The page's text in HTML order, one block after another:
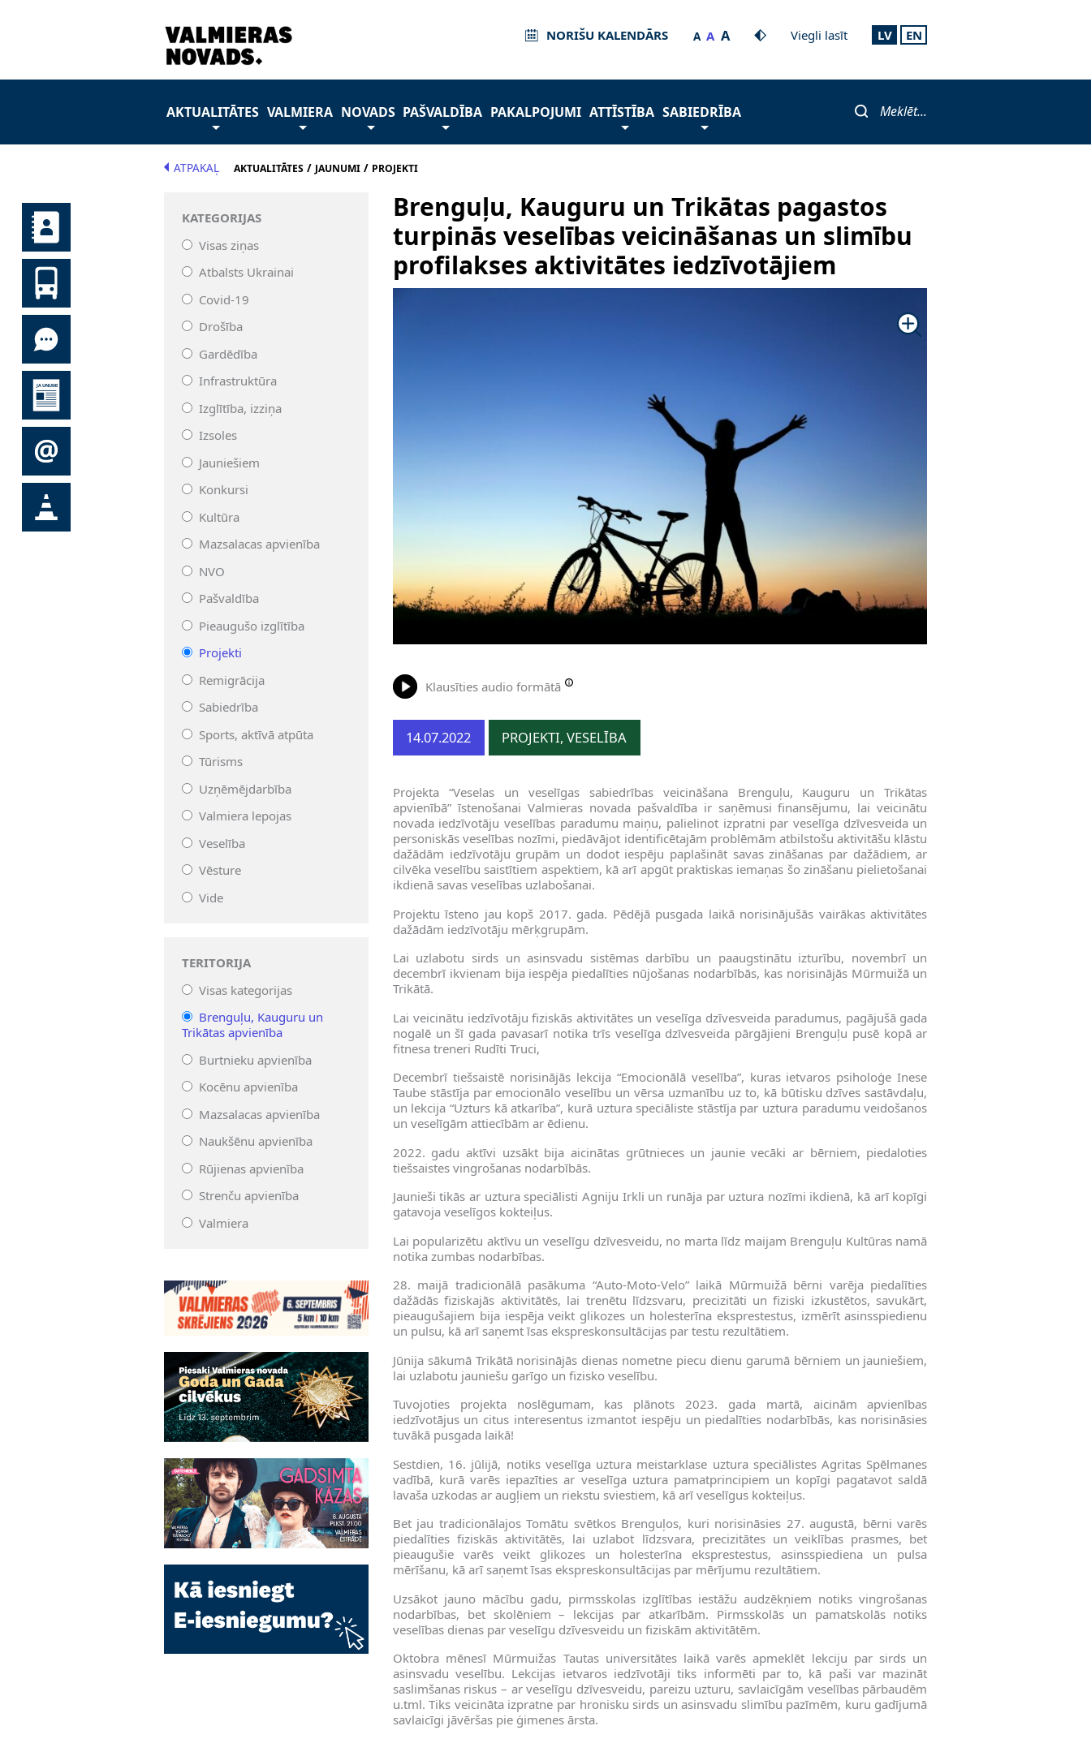
NORIŠU KALENDĀRS A A A Viegli lasīt LV EN
AKTUALITĀTES VALMIERA NOVADS PAŠVALDĪBA PAKALPOJUMI ATTĪSTĪBA SABIEDRĪBA Meklēt...
ATPAKAĻ AKTUALITĀTES/ JAUNUMI/ PROJEKTI
KATEGORIJAS
Visas ziņas
Atbalsts Ukrainai
Covid-19
Drošība
Gardēdība
Infrastruktūra
Izglītība, izziņa
Izsoles
Jauniešiem
Konkursi
Kultūra
Mazsalacas apvienība
NVO
Pašvaldība
Pieaugušo izglītība
Projekti
Remigrācija
Sabiedrība
Sports, aktīvā atpūta
Tūrisms
Uzņēmējdarbība
Valmiera lepojas
Veselība
Vēsture
Vide
TERITORIJA
Visas kategorijas
Brenguļu, Kauguru un
Trikātas apvienība
Burtnieku apvienība
Kocēnu apvienība
Mazsalacas apvienība
Naukšēnu apvienība
Rūjienas apvienība
Strenču apvienība
Valmiera
Brenguļu, Kauguru un Trikātas pagastos
turpinās veselības veicināšanas un slimību
profilakses aktivitātes iedzīvotājiem
Klausīties audio formātā
14.07.2022 PROJEKTI, VESELĪBA
Projekta “Veselas un veselīgas sabiedrības veicināšana Brenguļu, Kauguru un Trikātas
apvienībā” īstenošanai Valmieras novada pašvaldība ir saņēmusi finansējumu, lai veicinātu
novada iedzīvotāju veselības paradumu maiņu, palielinot izpratni par veselīga dzīvesveida un
personiskās veselības nozīmi, piedāvājot identificētajām problēmām atbilstošu aktivitāšu klāstu
dažādām iedzīvotāju grupām un dodot iespēju paplašināt savas zināšanas par dažādiem, ar
cilvēka veselību saistītiem aspektiem, kā arī apgūt praktiskas iemaņas šo zināšanu pielietošanai
ikdienā savas veselības uzlabošanai.
Projektu īsteno jau kopš 2017. gada. Pēdējā pusgada laikā norisinājušās vairākas aktivitātes
dažādām iedzīvotāju mērķgrupām.
Lai uzlabotu sirds un asinsvadu sistēmas darbību un paaugstinātu izturību, novembrī un
decembrī ikvienam bija iespēja piedalīties nūjošanas nodarbībās, kas norisinājās Mūrmuižā un
Trikātā.
Lai veicinātu iedzīvotāju fiziskās aktivitātes un veselīga dzīvesveida paradumus, pagājušā gada
nogalē un šī gada pavasarī notika trīs veselīga dzīvesveida pārgājieni Brenguļu pusē kopā ar
fitnesa treneri Rudīti Truci,
Decembrī tiešsaistē norisinājās lekcija “Emocionālā veselība”, kuras ietvaros psiholoģe Inese
Taube stāstīja par emocionālo veselību un vērsa uzmanību uz to, kā būtisku dzīves sastāvdaļu,
un lekcija “Uzturs kā atkarība”, kurā uztura speciāliste stāstīja par uztura paradumu veidošanos
un veselīgām attiecībām ar ēdienu.
2022. gadu aktīvi uzsākt bija aicinātas grūtnieces un jaunie vecāki ar bērniem, piedaloties
tiešsaistes vingrošanas nodarbībās.
Jaunieši tikās ar uztura speciālisti Agniju Irkli un runāja par uztura nozīmi ikdienā, kā arī kopīgi
gatavoja veselīgos kokteiļus.
Lai popularizētu aktīvu un veselīgu dzīvesveidu, no marta līdz maijam Brenguļu Kultūras namā
notika zumbas nodarbības.
28. maijā tradicionālā pasākuma “Auto-Moto-Velo” laikā Mūrmuižā bērni varēja piedalīties
dažādās fiziskajās aktivitātēs, lai trenētu līdzsvaru, precizitāti un fiziski izkustētos, savukārt,
pieaugušajiem bija iespēja veikt glikozes un holesterīna eksprestestus, izmērīt asinsspiedienu
un pulsu, kā arī saņemt īsas ekspreskonsultācijas par testu rezultātiem.
Jūnija sākumā Trikātā norisinājās dienas nometne piecu dienu garumā bērniem un jauniešiem,
lai uzlabotu jauniešu garīgo un fizisko veselību.
Tuvojoties projekta noslēgumam, kas plānots 2023. gada martā, aicinām apvienības
iedzīvotājus un citus interesentus izmantot iespēju un piedalīties nodarbībās, kas norisināsies
tuvākā pusgada laikā!
Sestdien, 16. jūlijā, notiks veselīga uztura meistarklase uztura speciālistes Agritas Spēlmanes
vadībā, kurā varēs iepazīties ar veselīga uztura pamatprincipiem un kopīgi pagatavot saldā
lavaša uzkodas ar augļiem un riekstu sviestiem, kā arī veselīgus kokteiļus.
Bet jau tradicionālajos Tomātu svētkos Brenguļos, kuri norisināsies 27. augustā, bērni varēs
piedalīties fiziskās aktivitātēs, lai uzlabot līdzsvara, precizitātes un veiklības prasmes, bet
pieaugušie varēs veikt glikozes un holesterīna eksprestestus, asinsspiediena un pulsa
mērīšanu, kā arī saņemt īsas ekspreskonsultācijas par mērījumu rezultātiem.
Uzsākot jauno mācību gadu, pirmsskolas izglītības iestāžu audzēkņiem notiks vingrošanas
nodarbības, bet skolēniem – lekcijas par atkarībām. Pirmsskolās un pamatskolās notiks
veselības dienas par veselīgu dzīvesveidu un fiziskām aktivitātēm.
Oktobra mēnesī Mūrmuižas Tautas universitātes laikā varēs apmeklēt lekciju par sirds un
asinsvadu veselību. Lekcijas ietvaros iedzīvotāji tiks informēti par to, kā paši var mazināt
saslimšanas riskus – ar veselīgu dzīvesveidu, pareizu uzturu, savlaicīgām veselības pārbaudēm
u.tml. Tiks veicināta izpratne par hronisku sirds un asinsvadu slimību pazīmēm, kuru gadījumā
savlaicīgi jāvēršas pie ģimenes ārsta.